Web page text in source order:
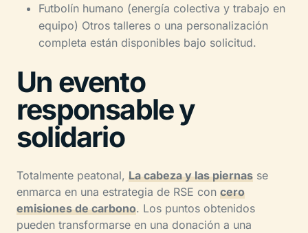
Futbolín humano (energía colectiva y trabajo en
equipo) Otros talleres o una personalización
completa están disponibles bajo solicitud.
Un evento
responsable y
solidario
Totalmente peatonal, La cabeza y las piernas se
enmarca en una estrategia de RSE con cero
emisiones de carbono. Los puntos obtenidos
pueden transformarse en una donación a una